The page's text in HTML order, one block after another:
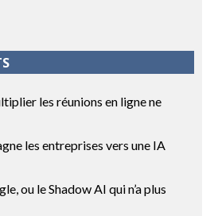
les réunions en ligne ne
les entreprises vers une IA
ou le Shadow AI qui n’a plus